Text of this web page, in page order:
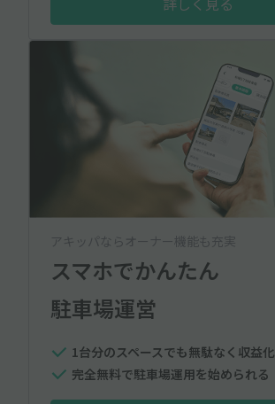
アキッパならオーナー機能も充実
スマホでかんたん
駐車場運営
1台分のスペースでも無駄なく収益化
完全無料で駐車場運用を始められる